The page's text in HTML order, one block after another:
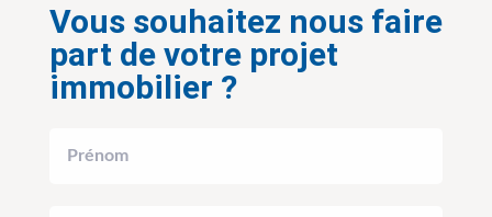
Vous souhaitez nous faire
part de votre projet
immobilier ?